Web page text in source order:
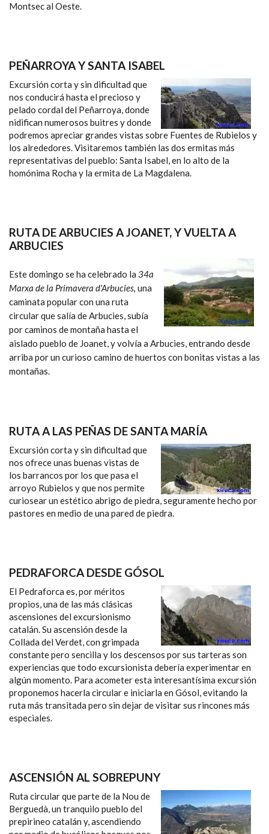
Montsec al Oeste.
PEÑARROYA Y SANTA ISABEL
Excursión corta y sin dificultad que
nos conducirá hasta el precioso y
pelado cordal del Peñarroya, donde
nidifican numerosos buitres y donde
podremos apreciar grandes vistas sobre Fuentes de Rubielos y
los alrededores. Visitaremos también las dos ermitas más
representativas del pueblo: Santa Isabel, en lo alto de la
homónima Rocha y la ermita de La Magdalena.
RUTA DE ARBUCIES A JOANET, Y VUELTA A
ARBUCIES
Este domingo se ha celebrado la 34a
Marxa de la Primavera d'Arbucies, una
caminata popular con una ruta
circular que salía de Arbucies, subía
por caminos de montaña hasta el
aislado pueblo de Joanet, y volvía a Arbucies, entrando desde
arriba por un curioso camino de huertos con bonitas vistas a las
montañas.
RUTA A LAS PEÑAS DE SANTA MARÍA
Excursión corta y sin dificultad que
nos ofrece unas buenas vistas de
los barrancos por los que pasa el
arroyo Rubielos y que nos permite
curiosear un estético abrigo de piedra, seguramente hecho por
pastores en medio de una pared de piedra.
PEDRAFORCA DESDE GÓSOL
El Pedraforca es, por méritos
propios, una de las más clásicas
ascensiones del excursionismo
catalán. Su ascensión desde la
Collada del Verdet, con grimpada
constante pero sencilla y los descensos por sus tarteras son
experiencias que todo excursionista debería experimentar en
algún momento. Para acometer esta interesantísima excursión
proponemos hacerla circular e iniciarla en Gósol, evitando la
ruta más transitada pero sin dejar de visitar sus rincones más
especiales.
ASCENSIÓN AL SOBREPUNY
Ruta circular que parte de la Nou de
Berguedà, un tranquilo pueblo del
prepirineo catalán y, ascendiendo